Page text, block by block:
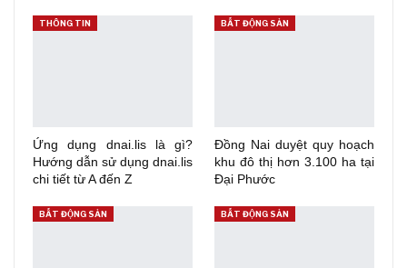
THÔNG TIN
Ứng dụng dnai.lis là gì?
Hướng dẫn sử dụng dnai.lis
chi tiết từ A đến Z
BẤT ĐỘNG SẢN
Đồng Nai duyệt quy hoạch
khu đô thị hơn 3.100 ha tại
Đại Phước
BẤT ĐỘNG SẢN BẤT ĐỘNG SẢN